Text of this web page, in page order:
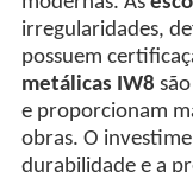
irregularidades,
possuem
metálicas IW8 são
e proporcionam
obras. O
durabilidade e a